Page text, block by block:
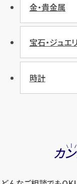
金・貴金属
宝石・ジュエ
時計
カ